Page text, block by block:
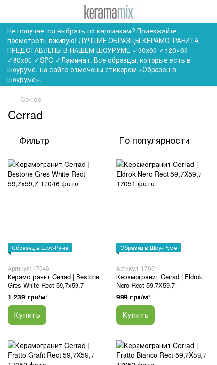
Не получается выбрать по картинкам? Приезжайте
посмотреть вживую! ЛУЧШИЕ ОБРАЗЦЫ КЕРАМОГРАНИТА
ПРЕДСТАВЛЕНЫ В НАШЕМ ШОУРУМЕ ✓60x60 ✓120×60
✓80x80 ✓SPC ✓Ламинат. Все образцы, которые есть в
шоуруме, на сайте отмечены стикером «Образец в
шоуруме».
Cerrad
Cerrad
Фильтр По популярности
Образец в Шоу-Руме
Артикул: 17046
Керамогранит Cerrad | Bestone
Gres White Rect 59,7x59,7
1 239 грн/м²
Купить
Образец в Шоу-Руме
Артикул: 17051
Керамогранит Cerrad | Eldrok
Nero Rect 59,7X59,7
999 грн/м²
Купить